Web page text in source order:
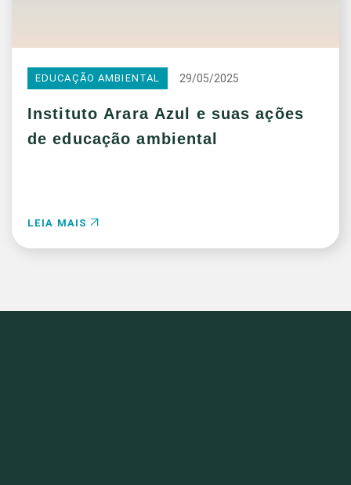
EDUCAÇÃO AMBIENTAL 29/05/2025
Instituto Arara Azul e suas ações
de educação ambiental
LEIA MAIS